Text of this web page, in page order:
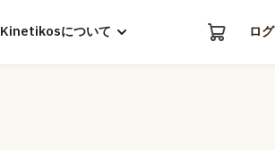
Kinetikosについて ロ